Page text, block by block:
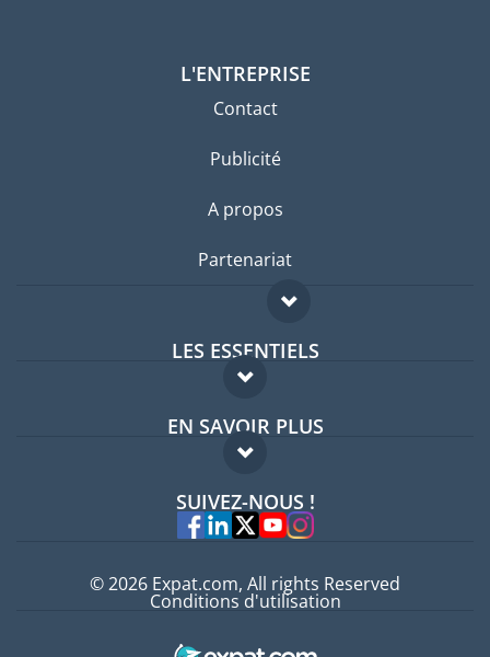
L'ENTREPRISE
Contact
Publicité
A propos
Partenariat
LES ESSENTIELS
Forum expatriés
Guides pays
EN SAVOIR PLUS
FAQ
Experts
SUIVEZ-NOUS !
© 2026 Expat.com, All rights Reserved
Conditions d'utilisation